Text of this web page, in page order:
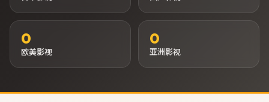
0
欧美影视
0
亚洲影视